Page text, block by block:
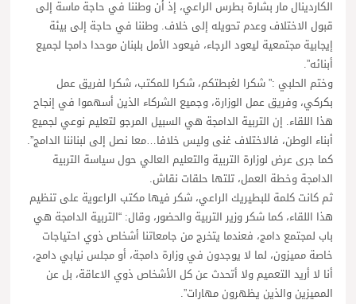
الكاردينال مار بشارة بطرس الراعي، إذ أن وطننا في حاجة ماسة إلى
قبول الاختلاف وعدم تحويله إلى خلاف. وطننا في حاجة إلى بيئة
إيجابية مجتمعية ليعود الرجاء، فيعود الأمل بلبنان موحدا دامجا لجميع
أبنائه”.
وختم الحلبي :” شكرا لغبطتكم، شكرا للمكتب، شكرا لفريق عمل
بكركي، وفريق عمل الوزارة، وجميع الشركاء الذين أسهموا في إنجاح
هذا اللقاء. إن التربية الدامجة هي السبيل المرجو لتعليم نوعي لجميع
أبناء الوطن، فالاختلاف غنى وليس خلافا…معا نصل إلى لبناننا الدامج”.
كما جرى عرض لوزارة التربية والتعليم العالي حول سياسة التربية
الدامجة وخطة العمل، تلتها حلقات نقاش.
ثم كانت كلمة للبطيريك الراعي، شكر فيها مكتب الراعوية على تنظيم
هذا اللقاء، كما شكر وزير التربية والحضور، وقال: “التربية الدامجة هي
باب لمجتمع دامج، فعندما يتخرج من جامعاتنا أشخاص ذوي احتياجات
خاصة مميزون، لما لا يوجدون في وزارة دامجة، أو مجلس نيابي دامج،
أنا لا أريد التعميم ولا أتحدث عن كل الأشخاص ذوي الاعاقة، بل عن
المميزين والذين يظهرون مهارات”.